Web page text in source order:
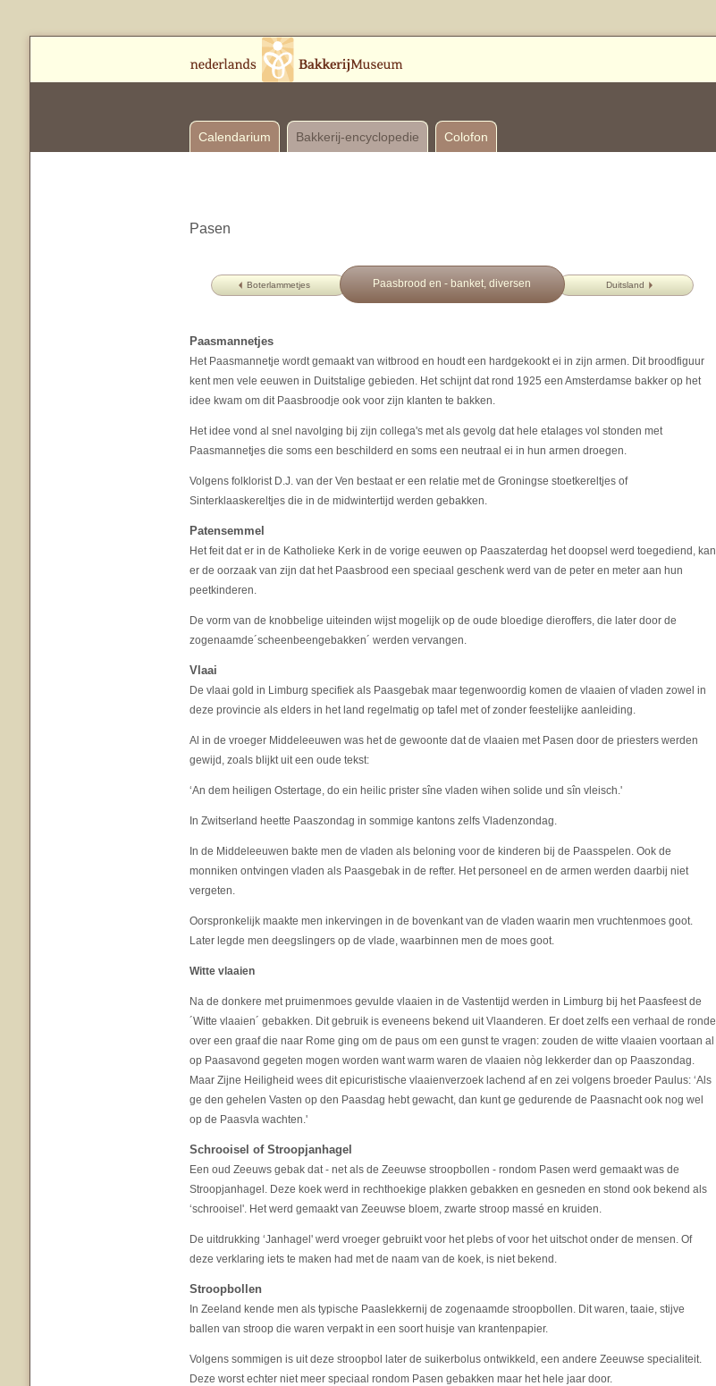
Calendarium Bakkerij-encyclopedie Colofon
Pasen
Boterlammetjes Duitsland
Paasbrood en - banket, diversen
Paasmannetjes
Het Paasmannetje wordt gemaakt van witbrood en houdt een hardgekookt ei in zijn armen. Dit broodfiguur
kent men vele eeuwen in Duitstalige gebieden. Het schijnt dat rond 1925 een Amsterdamse bakker op het
idee kwam om dit Paasbroodje ook voor zijn klanten te bakken.
Het idee vond al snel navolging bij zijn collega's met als gevolg dat hele etalages vol stonden met
Paasmannetjes die soms een beschilderd en soms een neutraal ei in hun armen droegen.
Volgens folklorist D.J. van der Ven bestaat er een relatie met de Groningse stoetkereltjes of
Sinterklaaskereltjes die in de midwintertijd werden gebakken.
Patensemmel
Het feit dat er in de Katholieke Kerk in de vorige eeuwen op Paaszaterdag het doopsel werd toegediend, kan
er de oorzaak van zijn dat het Paasbrood een speciaal geschenk werd van de peter en meter aan hun
peetkinderen.
De vorm van de knobbelige uiteinden wijst mogelijk op de oude bloedige dieroffers, die later door de
zogenaamde´scheenbeengebakken´ werden vervangen.
Vlaai
De vlaai gold in Limburg specifiek als Paasgebak maar tegenwoordig komen de vlaaien of vladen zowel in
deze provincie als elders in het land regelmatig op tafel met of zonder feestelijke aanleiding.
Al in de vroeger Middeleeuwen was het de gewoonte dat de vlaaien met Pasen door de priesters werden
gewijd, zoals blijkt uit een oude tekst:
‘An dem heiligen Ostertage, do ein heilic prister sîne vladen wihen solide und sîn vleisch.'
In Zwitserland heette Paaszondag in sommige kantons zelfs Vladenzondag.
In de Middeleeuwen bakte men de vladen als beloning voor de kinderen bij de Paasspelen. Ook de
monniken ontvingen vladen als Paasgebak in de refter. Het personeel en de armen werden daarbij niet
vergeten.
Oorspronkelijk maakte men inkervingen in de bovenkant van de vladen waarin men vruchtenmoes goot.
Later legde men deegslingers op de vlade, waarbinnen men de moes goot.
Witte vlaaien
Na de donkere met pruimenmoes gevulde vlaaien in de Vastentijd werden in Limburg bij het Paasfeest de
´Witte vlaaien´ gebakken. Dit gebruik is eveneens bekend uit Vlaanderen. Er doet zelfs een verhaal de ronde
over een graaf die naar Rome ging om de paus om een gunst te vragen: zouden de witte vlaaien voortaan al
op Paasavond gegeten mogen worden want warm waren de vlaaien nòg lekkerder dan op Paaszondag.
Maar Zijne Heiligheid wees dit epicuristische vlaaienverzoek lachend af en zei volgens broeder Paulus: ‘Als
ge den gehelen Vasten op den Paasdag hebt gewacht, dan kunt ge gedurende de Paasnacht ook nog wel
op de Paasvla wachten.'
Schrooisel of Stroopjanhagel
Een oud Zeeuws gebak dat - net als de Zeeuwse stroopbollen - rondom Pasen werd gemaakt was de
Stroopjanhagel. Deze koek werd in rechthoekige plakken gebakken en gesneden en stond ook bekend als
‘schrooisel'. Het werd gemaakt van Zeeuwse bloem, zwarte stroop massé en kruiden.
De uitdrukking ‘Janhagel' werd vroeger gebruikt voor het plebs of voor het uitschot onder de mensen. Of
deze verklaring iets te maken had met de naam van de koek, is niet bekend.
Stroopbollen
In Zeeland kende men als typische Paaslekkernij de zogenaamde stroopbollen. Dit waren, taaie, stijve
ballen van stroop die waren verpakt in een soort huisje van krantenpapier.
Volgens sommigen is uit deze stroopbol later de suikerbolus ontwikkeld, een andere Zeeuwse specialiteit.
Deze worst echter niet meer speciaal rondom Pasen gebakken maar het hele jaar door.